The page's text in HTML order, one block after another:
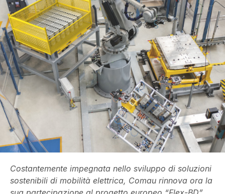
Costantemente impegnata nello sviluppo di soluzioni
sostenibili di mobilità elettrica, Comau rinnova ora la